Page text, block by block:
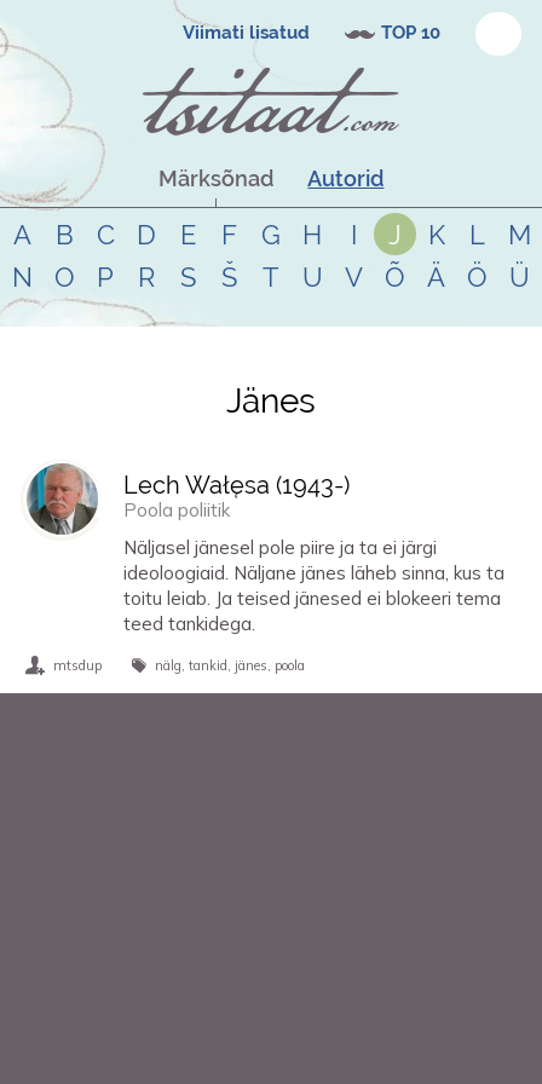
Viimati lisatud TOP 10
Märksõnad Autorid
A B C D E F G H I J K L
M
N
O P R S Š T U V Õ Ä Ö Ü
Tsitaadid teemaljänes
Jänes
Lech Wałęsa (1943-)
Poola poliitik
Näljasel jänesel pole piire ja ta ei järgi
ideoloogiaid. Näljane jänes läheb sinna, kus ta
toitu leiab. Ja teised jänesed ei blokeeri tema
teed tankidega.
mtsdup nälg tankid jänes poola